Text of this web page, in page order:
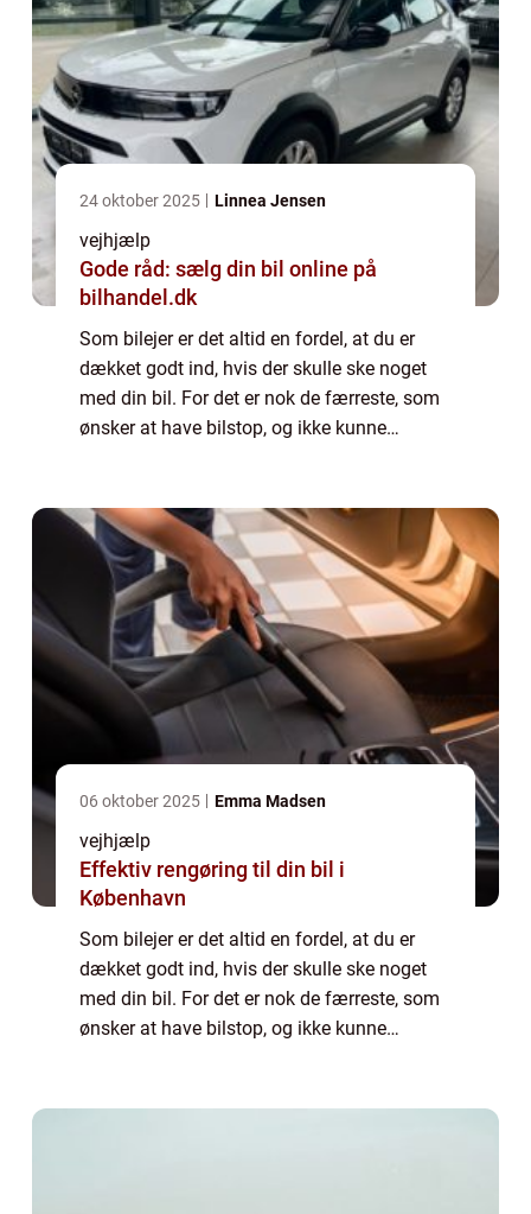
24 oktober 2025 Linnea Jensen
vejhjælp
Gode råd: sælg din bil online på
bilhandel.dk
Som bilejer er det altid en fordel, at du er
dækket godt ind, hvis der skulle ske noget
med din bil. For det er nok de færreste, som
ønsker at have bilstop, og ikke kunne
gåe...
06 oktober 2025 Emma Madsen
vejhjælp
Effektiv rengøring til din bil i
København
Som bilejer er det altid en fordel, at du er
dækket godt ind, hvis der skulle ske noget
med din bil. For det er nok de færreste, som
ønsker at have bilstop, og ikke kunne